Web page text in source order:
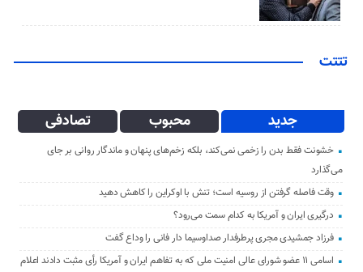
تتتت
جدید محبوب تصادفی
خشونت فقط بدن را زخمی نمی‌کند، بلکه زخم‌های پنهان و ماندگار روانی بر جای
می‌گذارد
وقت فاصله گرفتن از روسیه است؛ تنش با اوکراین را کاهش دهید
درگیری ایران و آمریکا به کدام سمت می‌رود؟
فرزاد جمشیدی مجری پرطرفدار صداوسیما دار فانی را وداع گفت
اسامی ۱۱ عضو شورای عالی امنیت ملی که به تفاهم ایران و آمریکا رأی مثبت دادند اعلام